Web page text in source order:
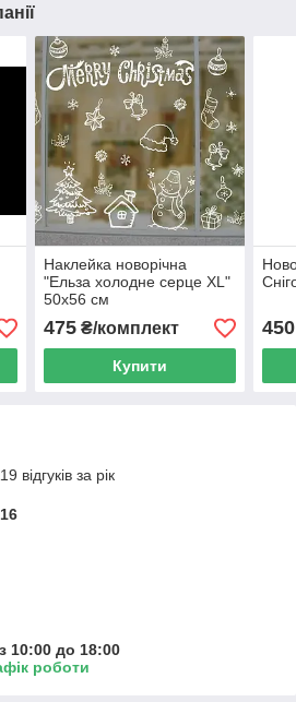
Наклейка новорічна
"Ельза холодне серце XL"
50х56 см
475₴/комплект
Купити
450
відгуків за рік
10:00 до 18:00
роботи